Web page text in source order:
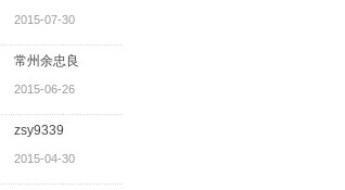
2015-07-30
常州余忠良
2015-06-26
zsy9339
2015-04-30